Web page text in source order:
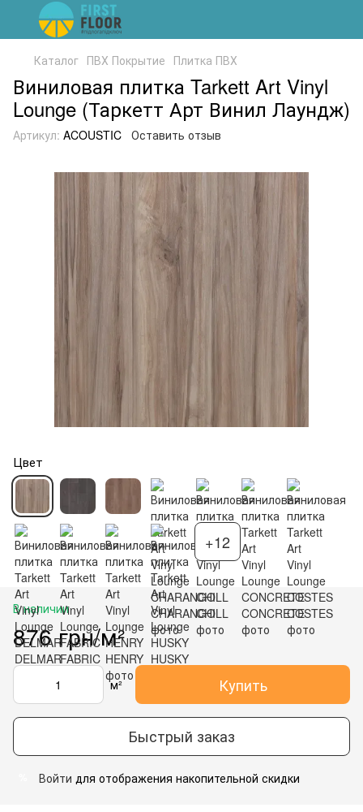
Каталог ПВХ Покрытие Плитка ПВХ
Виниловая плитка Tarkett Art Vinyl
Lounge (Таркетт Арт Винил Лаундж)
Артикул: ACOUSTIC Оставить отзыв
Цвет
+12
В наличии
876 грн/м²
м² Купить
Быстрый заказ
Войти для отображения накопительной скидки